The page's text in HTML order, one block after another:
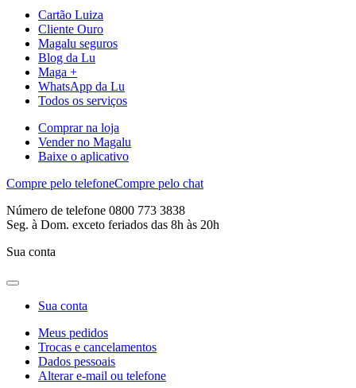
Cartão Luiza
Cliente Ouro
Magalu seguros
Blog da Lu
Maga +
WhatsApp da Lu
Todos os serviços
Comprar na loja
Vender no Magalu
Baixe o aplicativo
Compre pelo telefoneCompre pelo chat
Número de telefone 0800 773 3838
Seg. à Dom. exceto feriados das 8h às 20h
Sua conta
Sua conta
Meus pedidos
Trocas e cancelamentos
Dados pessoais
Alterar e-mail ou telefone